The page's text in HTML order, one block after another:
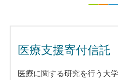
医療支援寄付信託
医療に関する研究を行う大